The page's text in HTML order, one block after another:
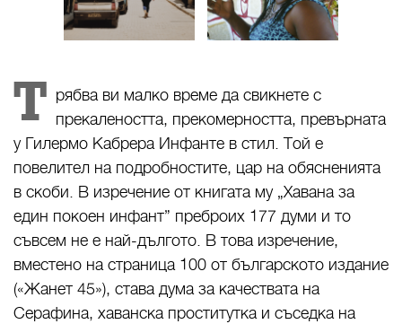
Т рябва ви малко време да свикнете с
прекалеността, прекомерността, превърната
у Гилермо Кабрера Инфанте в стил. Той е
повелител на подробностите, цар на обясненията
в скоби. В изречение от книгата му „Хавана за
един покоен инфант” преброих 177 думи и то
съвсем не е най-дългото. В това изречение,
вместено на страница 100 от българското издание
(«Жанет 45»), става дума за качествата на
Серафина, хаванска проститутка и съседка на